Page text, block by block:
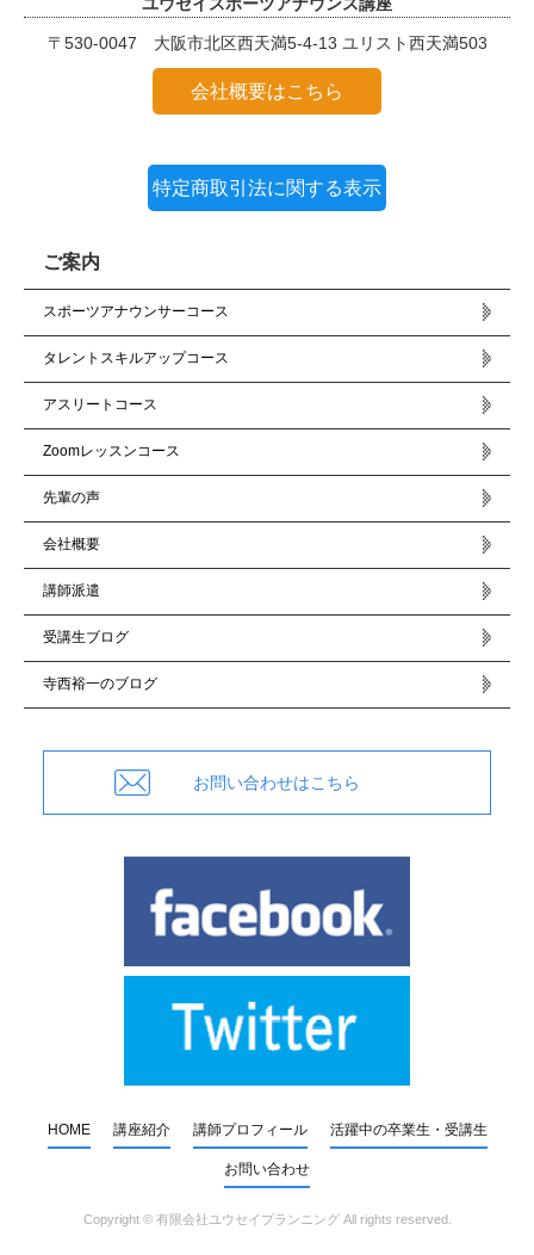
ユウセイスポーツアナウンス講座
〒530-0047 大阪市北区西天満5-4-13 ユリスト西天満503
会社概要はこちら
特定商取引法に関する表示
ご案内
スポーツアナウンサーコース
タレントスキルアップコース
アスリートコース
Zoomレッスンコース
先輩の声
会社概要
講師派遣
受講生ブログ
寺西裕一のブログ
お問い合わせはこちら
HOME 講座紹介 講師プロフィール 活躍中の卒業生・受講生
お問い合わせ
Copyright © 有限会社ユウセイプランニングAll rights reserved.